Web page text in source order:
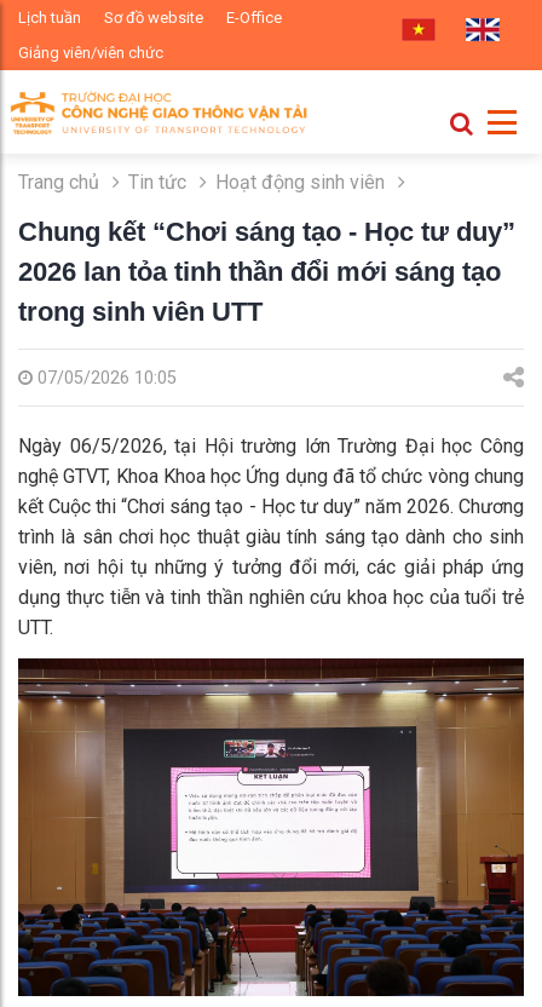
Lịch tuần Sơ đồ website
E-Office
Giảng viên/viên chức
Trang chủ Tin tức Hoạt động sinh viên
Chung kết “Chơi sáng tạo - Học tư duy”
2026 lan tỏa tinh thần đổi mới sáng tạo
trong sinh viên UTT
07/05/2026 10:05
Ngày 06/5/2026, tại Hội trường lớn Trường Đại học Công
nghệ GTVT, Khoa Khoa học Ứng dụng đã tổ chức vòng chung
kết Cuộc thi “Chơi sáng tạo - Học tư duy” năm 2026. Chương
trình là sân chơi học thuật giàu tính sáng tạo dành cho sinh
viên, nơi hội tụ những ý tưởng đổi mới, các giải pháp ứng
dụng thực tiễn và tinh thần nghiên cứu khoa học của tuổi trẻ
UTT.